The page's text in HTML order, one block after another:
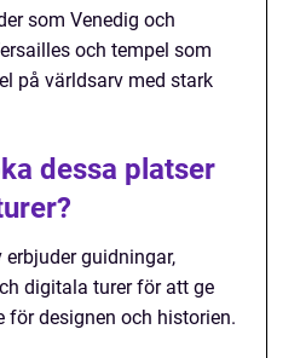
som Venedig och
och tempel som
på världsarv med stark
dessa platser
guidningar,
digitala turer för att ge
för designen och historien.